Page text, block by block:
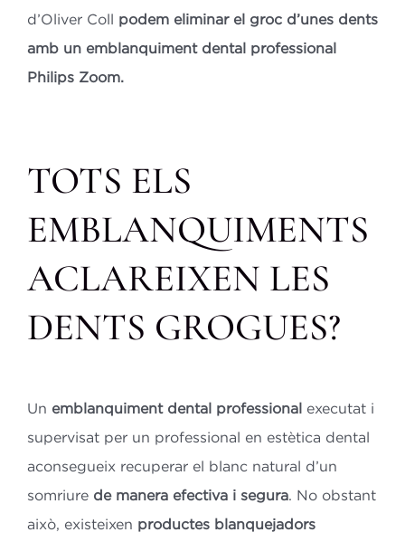
d’Oliver Coll podem eliminar el groc d’unes dents
amb un emblanquiment dental professional
Philips Zoom.
TOTS ELS
EMBLANQUIMENTS
ACLAREIXEN LES
DENTS GROGUES?
Un emblanquiment dental professional executat i
supervisat per un professional en estètica dental
aconsegueix recuperar el blanc natural d’un
somriure de manera efectiva i segura. No obstant
això, existeixen productes blanquejadors